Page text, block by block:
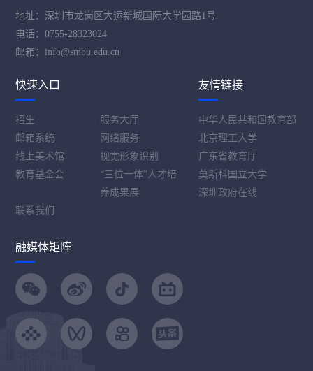
地址：深圳市龙岗区大运新城国际大学园路1号
电话：0755-28323024
邮箱：info@smbu.edu.cn
快速入口
招生
服务大厅
邮箱系统
网络服务
线上美术馆
视觉形象识别
教育基金会
“三位一体”人才培
养成果展
联系我们
友情链接
中华人民共和国教育部
北京理工大学
广东省教育厅
莫斯科国立大学
深圳政府在线
融媒体矩阵